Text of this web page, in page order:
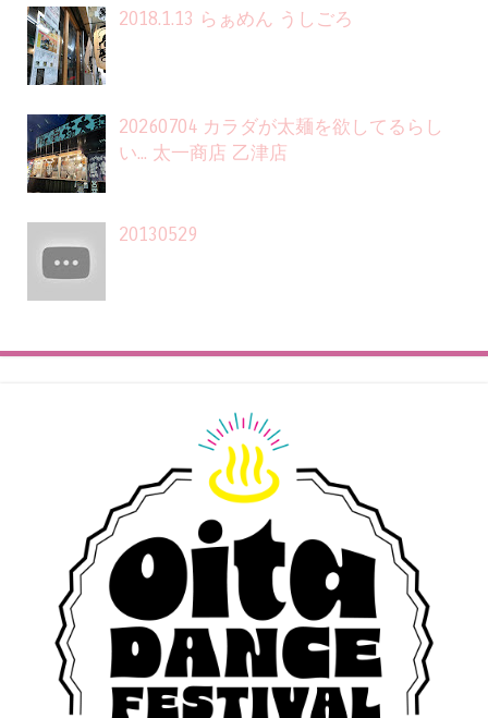
2018.1.13 らぁめん うしごろ
20260704 カラダが太麺を欲してるらし
い... 太一商店 乙津店
20130529